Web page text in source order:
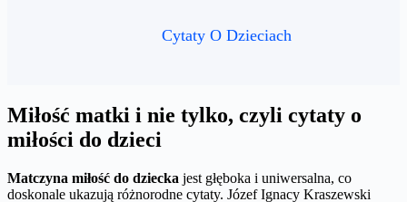
Cytaty O Dzieciach
Miłość matki i nie tylko, czyli cytaty o
miłości do dzieci
Matczyna miłość do dziecka jest głęboka i uniwersalna, co
doskonale ukazują różnorodne cytaty. Józef Ignacy Kraszewski